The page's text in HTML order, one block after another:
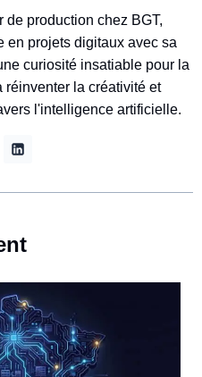
production chez BGT,
en projets digitaux avec sa
curiosité insatiable pour la
la créativité et
l'intelligence artificielle.